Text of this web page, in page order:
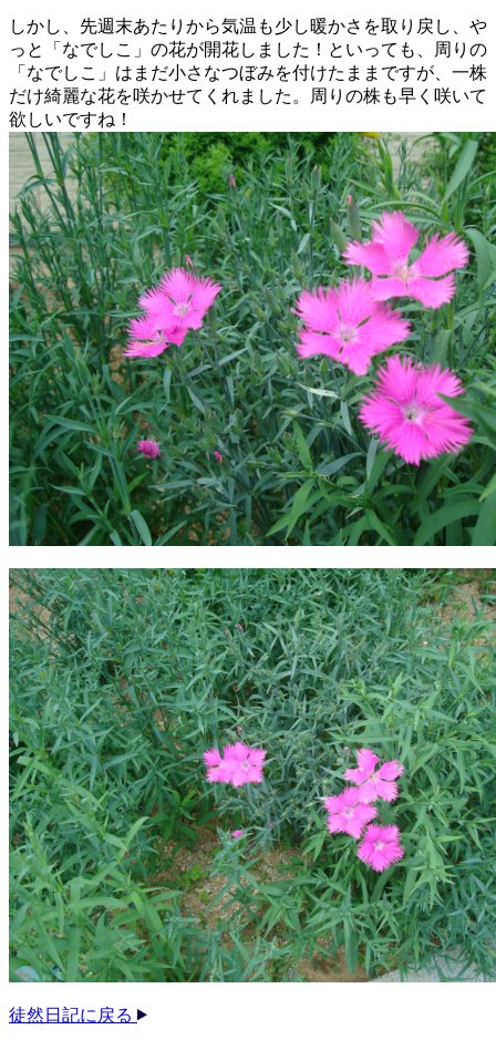
しかし、先週末あたりから気温も少し暖かさを取り戻し、や
っと「なでしこ」の花が開花しました！といっても、周りの
「なでしこ」はまだ小さなつぼみを付けたままですが、一株
だけ綺麗な花を咲かせてくれました。周りの株も早く咲いて
欲しいですね！
徒然日記に戻る